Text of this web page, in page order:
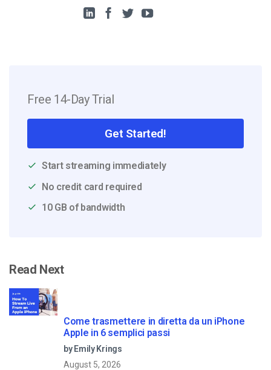
Free 14-Day Trial
Get Started!
Start streaming immediately
No credit card required
10 GB of bandwidth
Read Next
Come trasmettere in diretta da un iPhone
Apple in 6 semplici passi
by Emily Krings
August 5, 2026